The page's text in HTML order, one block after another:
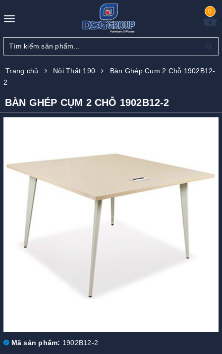
Toggle
0
Trang chủ Nội Thất 190
Bàn Ghép Cụm 2 Chỗ 1902B12-
2
BÀN GHÉP CỤM 2 CHỖ 1902B12-2
Mã sản phẩm: 1902B12-2